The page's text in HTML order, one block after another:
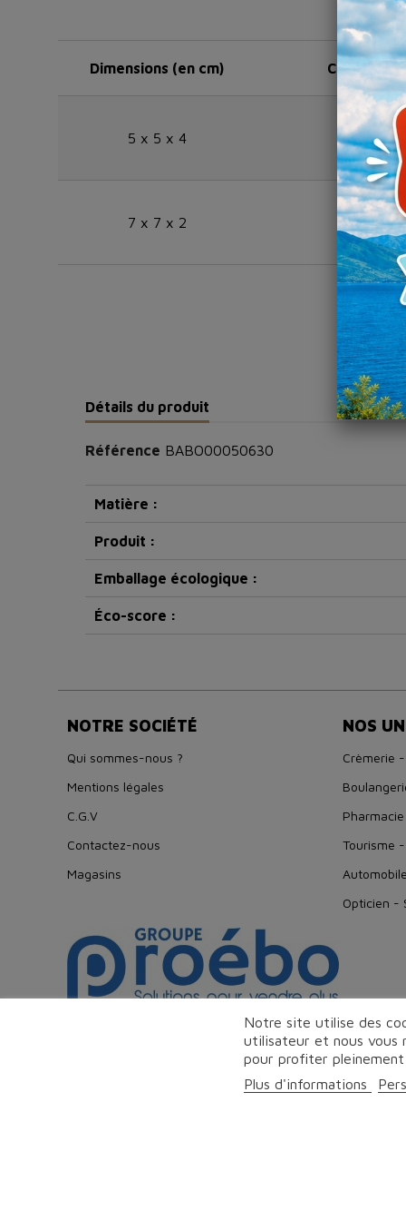
Dimensions (en cm) Colis de
5 x 5 x 4 25
7 x 7 x 2 25
Détails du produit
Référence BABO00050630
Matière :
Produit :
Emballage écologique :
Éco-score :
NOTRE SOCIÉTÉ
Qui sommes-nous ?
Mentions légales
C.G.V
Contactez-nous
Magasins
NOS
Crèmerie
Pharmacie
Tourisme
Opticien -
Notre site utilise des
utilisateur et nous vous
pour profiter
Plus d'informations
©